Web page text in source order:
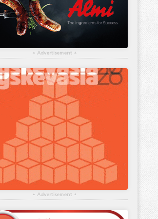
▴ Advertisement ▴
▴ Advertisement ▴